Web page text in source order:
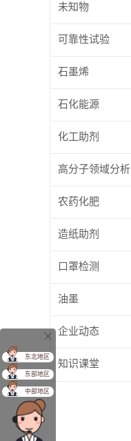
东北地区
东部地区
中部地区
未知物
可靠性试验
石墨烯
石化能源
化工助剂
高分子领域分析
农药化肥
造纸助剂
口罩检测
油墨
企业动态
知识课堂